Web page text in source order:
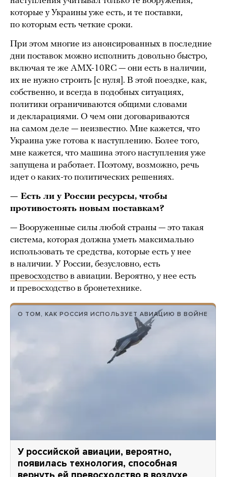
которые у Украины уже есть, и те поставки,
по которым есть четкие сроки.
При этом многие из анонсированных в последние
дни поставок можно исполнить довольно быстро,
включая те же AMX-10RC — они есть в наличии,
их не нужно строить [с нуля]. В этой поездке, как,
собственно, и всегда в подобных ситуациях,
политики ограничиваются общими словами
и декларациями. О чем они договариваются
на самом деле — неизвестно. Мне кажется, что
Украина уже готова к наступлению. Более того,
мне кажется, что машина этого наступления уже
запущена и работает. Поэтому, возможно, речь
идет о каких-то политических решениях.
— Есть ли у России ресурсы, чтобы
противостоять новым поставкам?
— Вооруженные силы любой страны — это такая
система, которая должна уметь максимально
использовать те средства, которые есть у нее
в наличии. У России, безусловно, есть
превосходство в авиации. Вероятно, у нее есть
и превосходство в бронетехнике.
О ТОМ, КАК РОССИЯ ИСПОЛЬЗУЕТ АВИАЦИЮ В ВОЙНЕ
У российской авиации, вероятно,
появилась технология, способная